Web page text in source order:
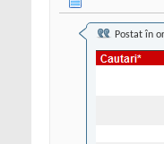
Postat în